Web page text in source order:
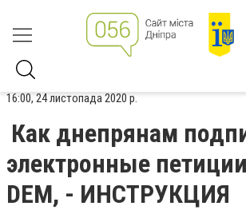
16:00, 24 листопада 2020 р.
Как днепрянам
электронные
DEM, - ИНСТРУКЦИЯ